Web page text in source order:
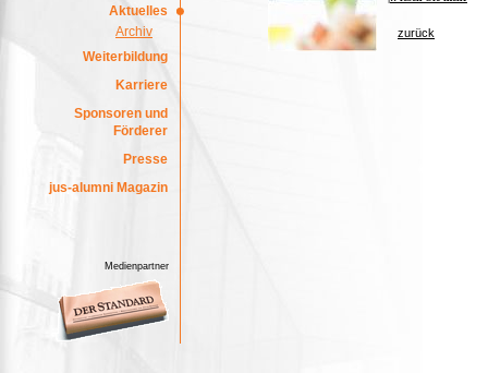
Aktuelles
Archiv
Weiterbildung
Karriere
Sponsoren und
Förderer
Presse
jus-alumni Magazin
Medienpartner
zurück